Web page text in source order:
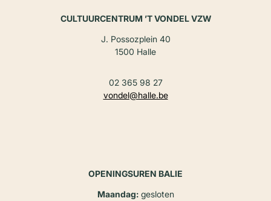
CULTUURCENTRUM ’T VONDEL VZW
J. Possozplein 40
1500 Halle
02 365 98 27
vondel@halle.be
OPENINGSUREN BALIE
Maandag:gesloten